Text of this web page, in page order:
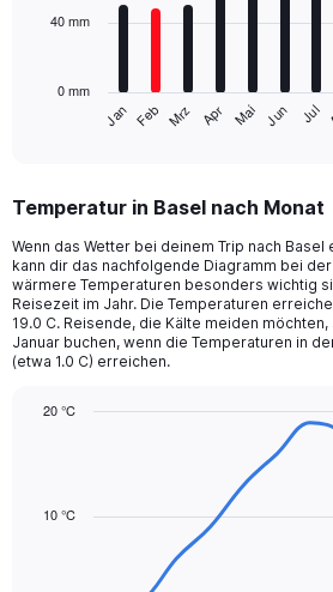
The
Range:
categories.
The
chart
has
1
Y
displaying
to
Jan Feb Mrz Apr Mai Jun Jul
0 mm
40 mm
Temperatur in Basel nach Monat
Wenn das Wetter bei deinem Trip nach
kann dir das nachfolgende Diagramm bei
wärmere Temperaturen besonders wichtig
Reisezeit im Jahr. Die Temperaturen
19.0 C. Reisende, die Kälte meiden
Januar buchen, wenn die Temperaturen in
(etwa 1.0 C) erreichen.
data
10 °C
20 °C